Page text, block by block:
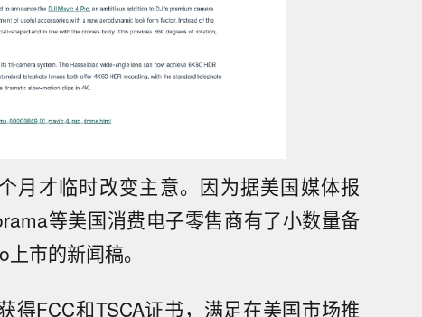
月才临时改变主意。因为据美国媒体报
等美国消费电子零售商有了小数量备
市的新闻稿。
得FCC和TSCA证书，满足在美国市场推